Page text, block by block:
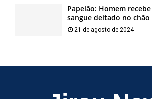
Papelão: Homem
sangue deitado no
21 de agosto de 2024